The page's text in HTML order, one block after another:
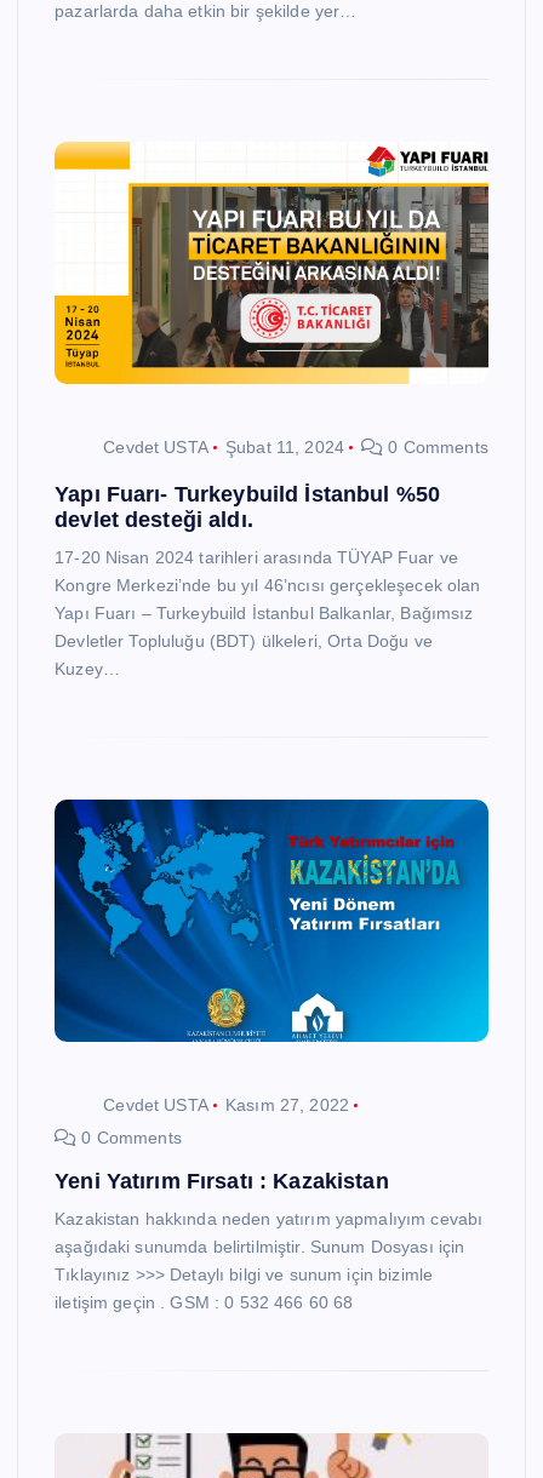
pazarlarda daha etkin bir şekilde yer…
Cevdet USTA Şubat 11, 2024 0 Comments
Yapı Fuarı- Turkeybuild İstanbul %50
devlet desteği aldı.
17-20 Nisan 2024 tarihleri arasında TÜYAP Fuar ve
Kongre Merkezi’nde bu yıl 46’ncısı gerçekleşecek olan
Yapı Fuarı – Turkeybuild İstanbul Balkanlar, Bağımsız
Devletler Topluluğu (BDT) ülkeleri, Orta Doğu ve
Kuzey…
Cevdet USTA
Kasım 27, 2022
0 Comments
Yeni Yatırım Fırsatı : Kazakistan
Kazakistan hakkında neden yatırım yapmalıyım cevabı
aşağıdaki sunumda belirtilmiştir. Sunum Dosyası için
Tıklayınız >>> Detaylı bilgi ve sunum için bizimle
iletişim geçin . GSM : 0 532 466 60 68